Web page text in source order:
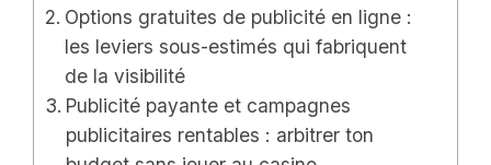
Options gratuites de publicité en ligne :
les leviers sous-estimés qui fabriquent
de la visibilité
Publicité payante et campagnes
publicitaires rentables : arbitrer ton